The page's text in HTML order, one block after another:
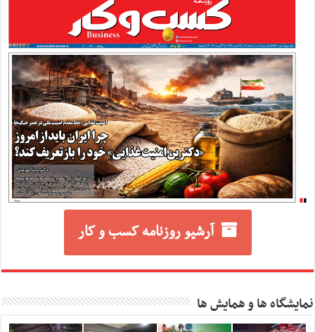
آرشیو روزنامه کسب و کار
نمایشگاه ها و همایش ها